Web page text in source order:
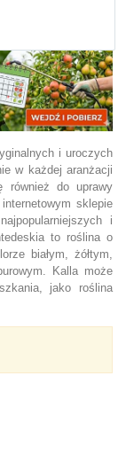
i uroczych
w każdej aranżacji
również do uprawy
sklepie
najpopularniejszych i
to roślina o
białym, żółtym,
Kalla może
jako roślina